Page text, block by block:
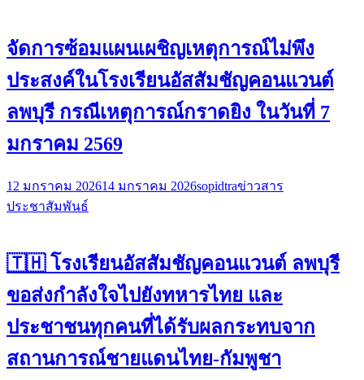
จัดการซ้อมแผนเผชิญเหตุการณ์ไม่พึง
ประสงค์ในโรงเรียนอัสสัมชัญคอนแวนต์
ลพบุรี กรณีเหตุการณ์กราดยิง ในวันที่ 7
มกราคม 2569
12 มกราคม 202614 มกราคม 2026sopidtraข่าวสาร
ประชาสัมพันธ์
🇹🇭 โรงเรียนอัสสัมชัญคอนแวนต์ ลพบุรี
ขอส่งกำลังใจไปยังทหารไทย และ
ประชาชนทุกคนที่ได้รับผลกระทบจาก
สถานการณ์ชายแดนไทย-กัมพูชา